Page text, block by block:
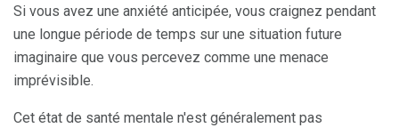
Si vous avez une anxiété anticipée, vous craignez pendant
une longue période de temps sur une situation future
imaginaire que vous percevez comme une menace
imprévisible.
Cet état de santé mentale n'est généralement pas